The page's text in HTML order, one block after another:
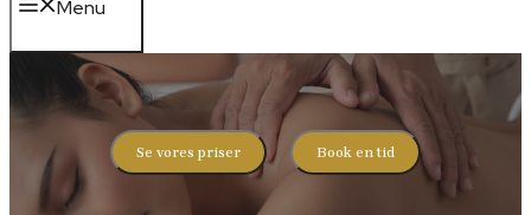
Menu
Se vores priser Book en tid